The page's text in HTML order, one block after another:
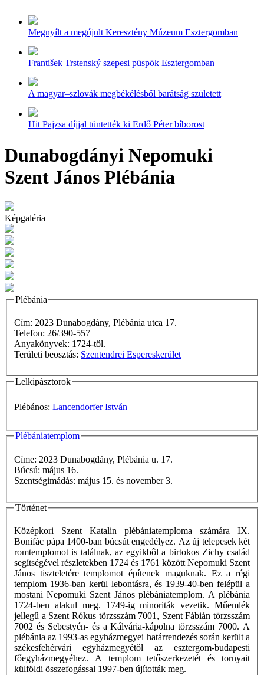
Megnyílt a megújult Keresztény Múzeum Esztergomban
František Trstenský szepesi püspök Esztergomban
A magyar–szlovák megbékélésből barátság született
Hit Pajzsa díjjal tüntették ki Erdő Péter bíborost
Dunabogdányi Nepomuki
Szent János Plébánia
Képgaléria
Plébánia
Cím: 2023 Dunabogdány, Plébánia utca 17.
Telefon: 26/390-557
Anyakönyvek: 1724-től.
Területi beosztás: Szentendrei Espereskerület
Lelkipásztorok
Plébános: Lancendorfer István
Plébániatemplom
Címe: 2023 Dunabogdány, Plébánia u. 17.
Búcsú: május 16.
Szentségimádás: május 15. és november 3.
Történet
Középkori Szent Katalin plébániatemploma számára IX.
Bonifác pápa 1400-ban búcsút engedélyez. Az új telepesek két
romtemplomot is találnak, az egyikbôl a birtokos Zichy család
segítségével részletekben 1724 és 1761 között Nepomuki Szent
János tiszteletére templomot építenek maguknak. Ez a régi
templom 1936-ban kerül lebontásra, és 1939-40-ben felépül a
mostani Nepomuki Szent János plébániatemplom. A plébánia
1724-ben alakul meg. 1749-ig minoriták vezetik. Műemlék
jellegű a Szent Rókus törzsszám 7001, Szent Fábián törzsszám
7002 és Sebestyén- és a Kálvária-kápolna törzsszám 7000. A
plébánia az 1993-as egyházmegyei határrendezés során került a
székesfehérvári egyházmegyétől az esztergom-budapesti
főegyházmegyéhez. A templom tetőszerkezetét és tornyait
külföldi összefogással 1997-ben újították meg.